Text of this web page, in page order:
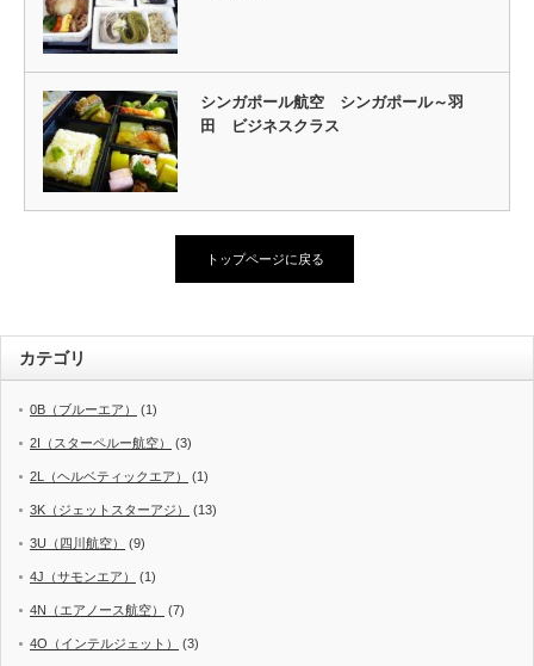
シンガポール航空 シンガポール～羽
田 ビジネスクラス
トップページに戻る
カテゴリ
0B（ブルーエア） (1)
2I（スターペルー航空） (3)
2L（ヘルベティックエア） (1)
3K（ジェットスターアジ） (13)
3U（四川航空） (9)
4J（サモンエア） (1)
4N（エアノース航空） (7)
4O（インテルジェット） (3)